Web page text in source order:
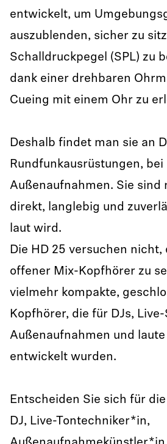
entwickelt, um
auszublenden, sicher zu
Schalldruckpegel (SPL) zu
dank einer drehbaren
Cueing mit einem Ohr zu
Deshalb findet man sie an
Rundfunkausrüstungen, bei
Außenaufnahmen. Sie sind
direkt, langlebig und
laut wird.
Die HD 25 versuchen nicht,
offener Mix-Kopfhörer zu
vielmehr kompakte,
Kopfhörer, die für DJs,
Außenaufnahmen und
entwickelt wurden.
Entscheiden Sie sich für
DJ, Live-Tontechniker*in,